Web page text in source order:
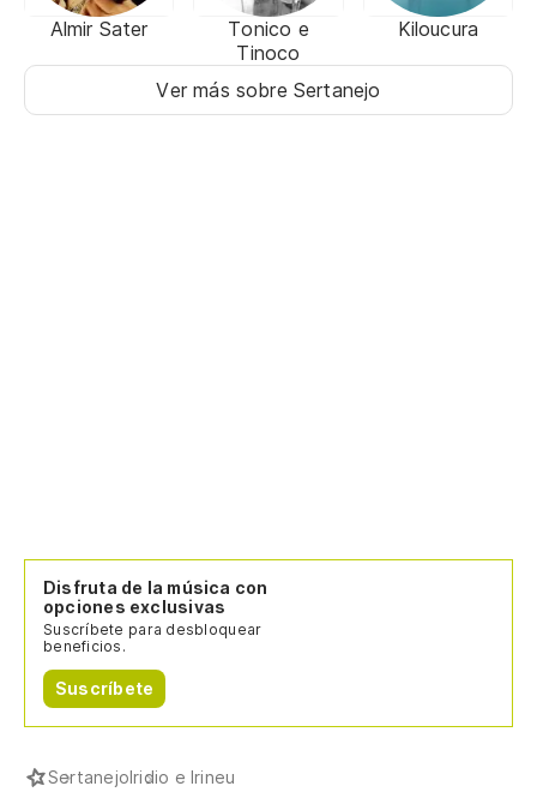
Almir Sater
Tonico e
Tinoco
Kiloucura
Ver más sobre Sertanejo
Disfruta de la música con
opciones exclusivas
Suscríbete para desbloquear
beneficios.
Suscríbete
SertanejoIridio e Irineu